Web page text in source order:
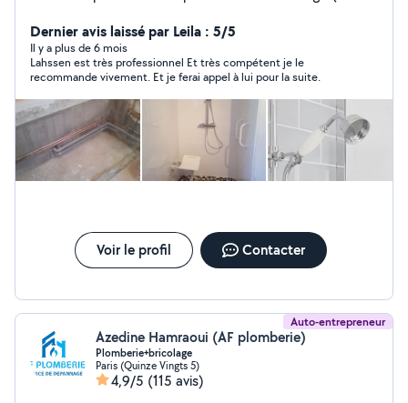
Dernier avis laissé par Leila : 5/5
Il y a plus de 6 mois
Lahssen est très professionnel Et très compétent je le
recommande vivement. Et je ferai appel à lui pour la suite.
Voir le profil Contacter
Auto-entrepreneur
Azedine Hamraoui (AF plomberie)
Plomberie+bricolage
Paris (Quinze Vingts 5)
4,9/5 (115 avis)